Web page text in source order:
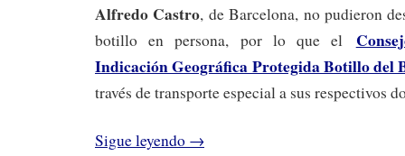
Alfredo Castro, de Barcelona, no pudieron
botillo en persona, por lo que el
Indicación Geográfica Protegida Botillo del
través de transporte especial a sus respectivos
Sigue leyendo →